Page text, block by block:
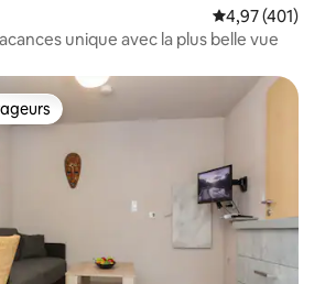
Note
4,97 (401)
unique avec la plus belle vue